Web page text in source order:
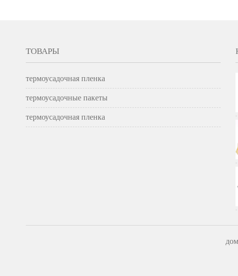
ТОВАРЫ
термоусадочная пленка
термоусадочные пакеты
термоусадочная пленка